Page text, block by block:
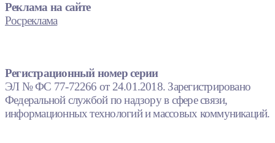
Реклама на сайте
Росреклама
Регистрационный номер серии
ЭЛ № ФС 77-72266 от 24.01.2018. Зарегистрировано
Федеральной службой по надзору в сфере связи,
информационных технологий и массовых коммуникаций.